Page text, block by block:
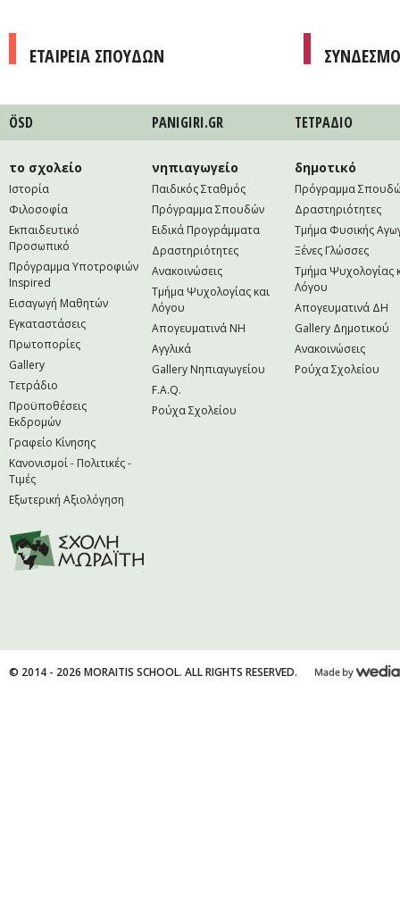
ΕΤΑΙΡΕΙΑ ΣΠΟΥΔΩΝ
ÖSD PANIGIRI.GR ΤΕΤΡAΔΙΟ
το σχολείο
Ιστορία
Φιλοσοφία
Εκπαιδευτικό
Προσωπικό
Πρόγραμμα Υποτροφιών
Inspired
Εισαγωγή Μαθητών
Εγκαταστάσεις
Πρωτοπορίες
Gallery
Τετράδιο
Προϋποθέσεις
Εκδρομών
Γραφείο Κίνησης
Κανονισμοί - Πολιτικές -
Τιμές
Εξωτερική Αξιολόγηση
νηπιαγωγείο
Παιδικός Σταθμός
Πρόγραμμα Σπουδών
Ειδικά Προγράμματα
Δραστηριότητες
Ανακοινώσεις
Τμήμα Ψυχολογίας και
Λόγου
Απογευματινά NH
Αγγλικά
Gallery Νηπιαγωγείου
F.A.Q.
Ρούχα Σχολείου
δημοτικό
Πρόγραμμα
Δραστηριότητες
Τμήμα Φυσικής
Ξένες Γλώσσες
Τμήμα Ψυχολογίας
Λόγου
Απογευματινά ΔΗ
Gallery Δημοτικού
Ανακοινώσεις
Ρούχα Σχολείου
© 2014 - 2026 MORAITIS SCHOOL. ALL RIGHTS RESERVED.